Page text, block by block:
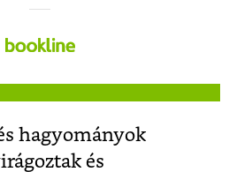
hagyományok
és